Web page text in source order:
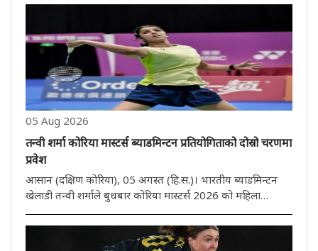
05 Aug 2026
तन्वी शर्मा कोरिया मास्टर्स ब्याडमिन्टन प्रतियोगिताको दोस्रो चरणमा
प्रवेश
आसान (दक्षिण कोरिया), 05 अगस्त (हि.स.)। भारतीय ब्याडमिन्टन
खेलाडी तन्वी शर्माले बुधबार कोरिया मास्टर्स 2026 को महिला
वर्षीया तन्वीले चीनकी युआन आन चीलाई सिधा गेम 21-16, 21-15